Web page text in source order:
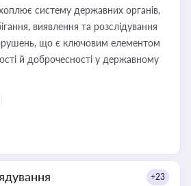
систему державних органів,
виявлення та розслідування
що є ключовим елементом
й доброчесності у державному
+23